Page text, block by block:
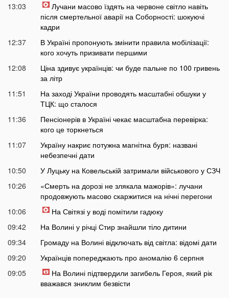
13:03
Лучани масово їздять на червоне світло навіть
після смертельної аварії на Соборності: шокуючі
кадри
12:37
В Україні пропонують змінити правила мобілізації:
кого хочуть призивати першими
12:08
Ціна здивує українців: чи буде пальне по 100 гривень
за літр
11:51
На заході України проводять масштабні обшуки у
ТЦК: що сталося
11:36
Пенсіонерів в Україні чекає масштабна перевірка:
кого це торкнеться
11:07
Україну накриє потужна магнітна буря: названі
небезпечні дати
10:50
У Луцьку на Ковельській затримали військового у СЗЧ
10:26
«Смерть на дорозі не злякала мажорів»: лучани
продовжують масово скаржитися на нічні перегони
10:06
На Світязі у воді помітили гадюку
09:42
На Волині у річці Стир знайшли тіло дитини
09:34
Громаду на Волині відключать від світла: відомі дати
09:20
Українців попереджають про аномалію 6 серпня
09:05
На Волині підтвердили загибель Героя, який рік
вважався зниклим безвісти